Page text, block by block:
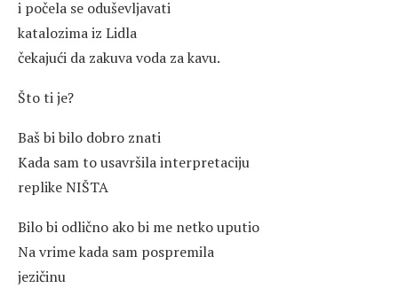
i počela se oduševljavati
katalozima iz Lidla
čekajući da zakuva voda za kavu.
Što ti je?
Baš bi bilo dobro znati
Kada sam to usavršila interpretaciju
replike NIŠTA
Bilo bi odlično ako bi me netko uputio
Na vrime kada sam pospremila
jezičinu